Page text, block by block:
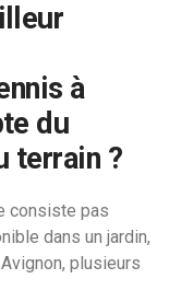
à
du
terrain ?
consiste pas
dans un jardin,
plusieurs